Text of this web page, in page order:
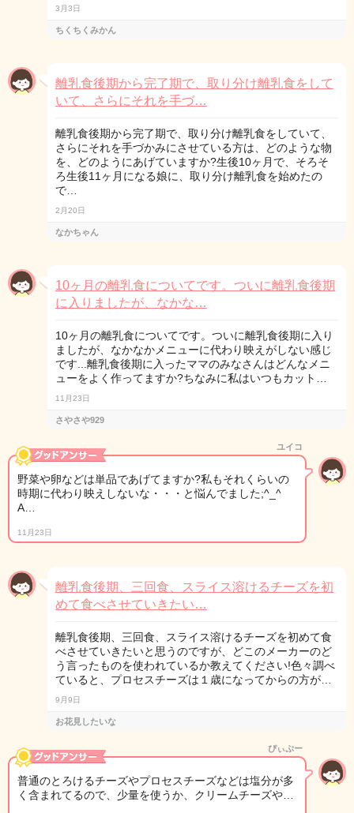
3月3日
ちくちくみかん
離乳食後期から完了期で、取り分け離乳食をして
いて、さらにそれを手づ…
離乳食後期から完了期で、取り分け離乳食をしていて、
さらにそれを手づかみにさせている方は、どのような物
を、どのようにあげていますか?生後10ヶ月で、そろそ
ろ生後11ヶ月になる娘に、取り分け離乳食を始めたの
で…
2月20日
なかちゃん
10ヶ月の離乳食についてです。ついに離乳食後期
に入りましたが、なかな…
10ヶ月の離乳食についてです。ついに離乳食後期に入り
ましたが、なかなかメニューに代わり映えがしない感じ
です...離乳食後期に入ったママのみなさんはどんなメニ
ューをよく作ってますか?ちなみに私はいつもカット…
11月23日
さやさや929
ユイコ
野菜や卵などは単品であげてますか?私もそれくらいの
時期に代わり映えしないな・・・と悩んでました;^_^
A…
11月23日
離乳食後期、三回食、スライス溶けるチーズを初
めて食べさせていきたい…
離乳食後期、三回食、スライス溶けるチーズを初めて食
べさせていきたいと思うのですが、どこのメーカーのど
う言ったものを使われているか教えてください!色々調べ
ていると、プロセスチーズは１歳になってからの方が…
9月9日
お花見したいな
ぴぃぷー
普通のとろけるチーズやプロセスチーズなどは塩分が多
く含まれてるので、少量を使うか、クリームチーズや…